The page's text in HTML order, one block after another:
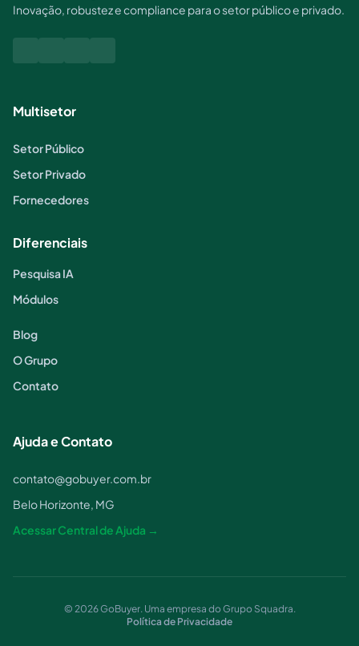
Inovação, robustez e compliance para o setor público e privado.
Multisetor
Setor Público
Setor Privado
Fornecedores
Diferenciais
Pesquisa IA
Módulos
Blog
O Grupo
Contato
Ajuda e Contato
contato@gobuyer.com.br
Belo Horizonte, MG
Acessar Central de Ajuda →
© 2026 GoBuyer. Uma empresa do Grupo Squadra.
Política de Privacidade